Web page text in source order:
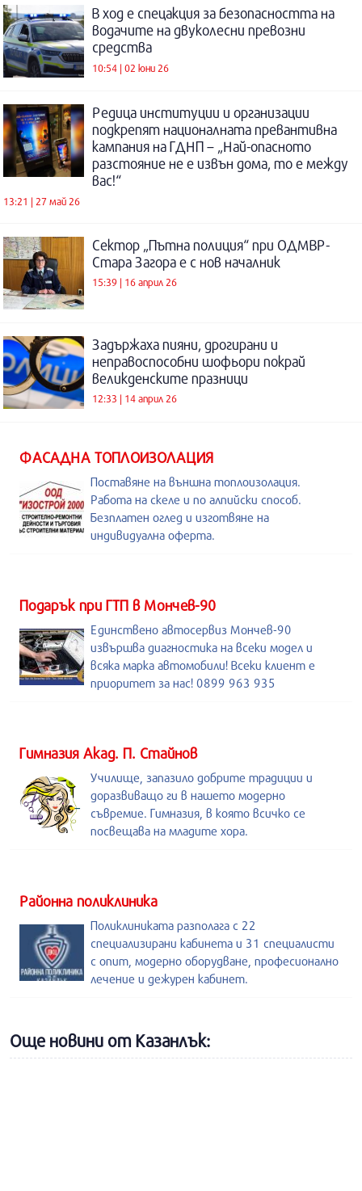
В ход е спецакция за безопасността на
водачите на двуколесни превозни
средства
10:54 | 02 юни 26
Редица институции и организации
подкрепят националната превантивна
кампания на ГДНП – „Най-опасното
разстояние не е извън дома, то е между
вас!“
13:21 | 27 май 26
Сектор „Пътна полиция“ при ОДМВР-
Стара Загора е с нов началник
15:39 | 16 април 26
Задържаха пияни, дрогирани и
неправоспособни шофьори покрай
великденските празници
12:33 | 14 април 26
ФАСАДНА ТОПЛОИЗОЛАЦИЯ
Поставяне на външна топлоизолация.
Работа на скеле и по алпийски способ.
Безплатен оглед и изготвяне на
индивидуална оферта.
Подарък при ГТП в Мончев-90
Единствено автосервиз Мончев-90
извършва диагностика на всеки модел и
всяка марка автомобили! Всеки клиент е
приоритет за нас! 0899 963 935
Гимназия Акад. П. Стайнов
Училище, запазило добрите традиции и
доразвиващо ги в нашето модерно
съвремие. Гимназия, в която всичко се
посвещава на младите хора.
Районна поликлиника
Поликлиниката разполага с 22
специализирани кабинета и 31 специалисти
с опит, модерно оборудване, професионално
лечение и дежурен кабинет.
Още новини от Казанлък: